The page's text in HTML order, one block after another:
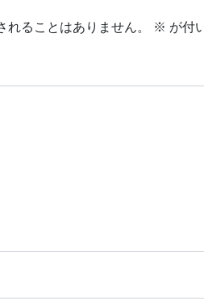
れることはありません。 ※ が付